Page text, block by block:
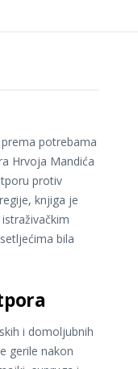
potrebama
Hrvoja Mandića
protiv
knjiga je
bila
i domoljubnih
gerile nakon